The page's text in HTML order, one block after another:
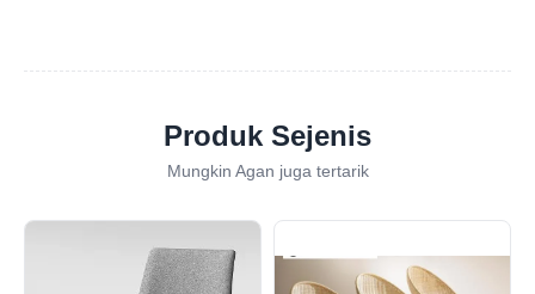
Produk Sejenis
Mungkin Agan juga tertarik